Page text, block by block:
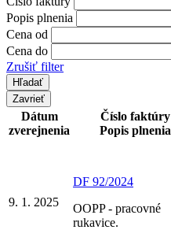
Popis plnenia
Cena od
Cena do
Zrušiť filter
Zavrieť
Dátum
zverejnenia
Číslo faktúry
Popis plnenia
9. 1. 2025
DF 92/2024
OOPP - pracovné
rukavice.